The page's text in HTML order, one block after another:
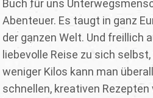
Buch für uns
Abenteuer. Es taugt in ganz
der ganzen Welt. Und freillich
liebevolle Reise zu sich
weniger Kilos kann man
schnellen, kreativen Rezepten